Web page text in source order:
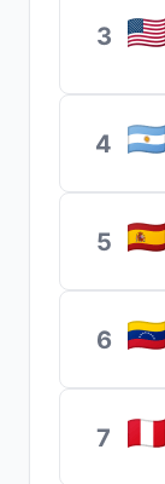
3
4
5
6
7